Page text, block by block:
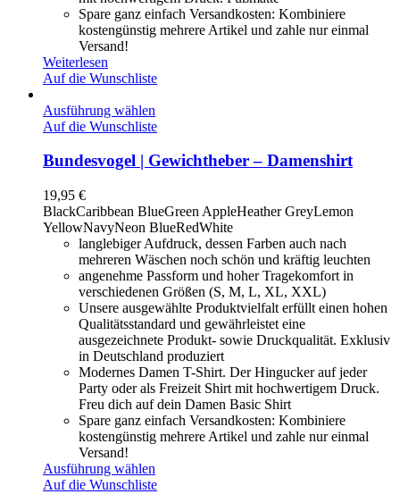
Spare ganz einfach Versandkosten: Kombiniere
kostengünstig mehrere Artikel und zahle nur einmal
Versand!
Weiterlesen
Auf die Wunschliste
Ausführung wählen
Auf die Wunschliste
Bundesvogel | Gewichtheber – Damenshirt
19,95 €
BlackCaribbean BlueGreen AppleHeather GreyLemon
YellowNavyNeon BlueRedWhite
langlebiger Aufdruck, dessen Farben auch nach
mehreren Wäschen noch schön und kräftig leuchten
angenehme Passform und hoher Tragekomfort in
verschiedenen Größen (S, M, L, XL, XXL)
Unsere ausgewählte Produktvielfalt erfüllt einen hohen
Qualitätsstandard und gewährleistet eine
ausgezeichnete Produkt- sowie Druckqualität. Exklusiv
in Deutschland produziert
Modernes Damen T-Shirt. Der Hingucker auf jeder
Party oder als Freizeit Shirt mit hochwertigem Druck.
Freu dich auf dein Damen Basic Shirt
Spare ganz einfach Versandkosten: Kombiniere
kostengünstig mehrere Artikel und zahle nur einmal
Versand!
Ausführung wählen
Auf die Wunschliste